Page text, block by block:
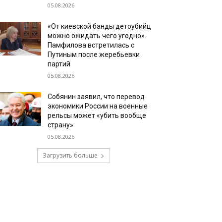
05.08.2026
«От киевской банды детоубийц
можно ожидать чего угодно».
Памфилова встретилась с
Путиным после жеребьевки
партий
05.08.2026
Собянин заявил, что перевод
экономики России на военные
рельсы может «убить вообще
страну»
05.08.2026
Загрузить больше